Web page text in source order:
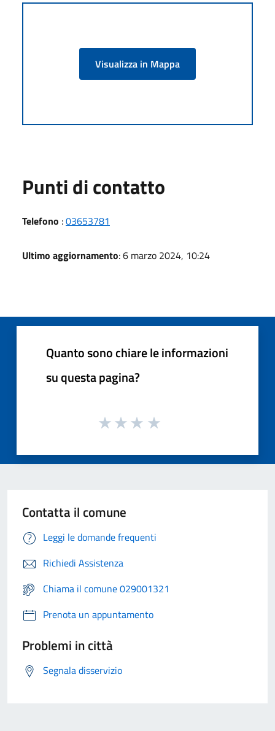
Visualizza in Mappa
Punti di contatto
Telefono :03653781
Ultimo aggiornamento: 6 marzo 2024, 10:24
Quanto sono chiare le informazioni
su questa pagina?
Contatta il comune
Leggi le domande frequenti
Richiedi Assistenza
Chiama il comune 029001321
Prenota un appuntamento
Problemi in città
Segnala disservizio